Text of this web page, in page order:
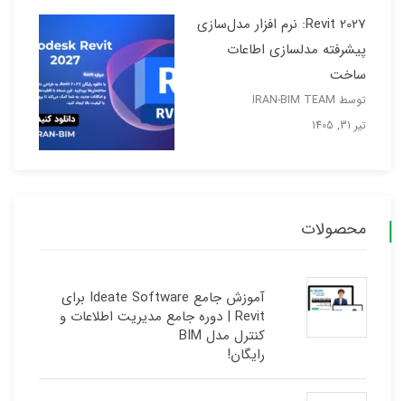
Revit 2027: نرم افزار مدل‌سازی
پیشرفته مدلسازی اطاعات
ساخت
توسط IRAN-BIM TEAM
تیر 31, 1405
محصولات
آموزش جامع Ideate Software برای
Revit | دوره جامع مدیریت اطلاعات و
کنترل مدل BIM
رایگان!